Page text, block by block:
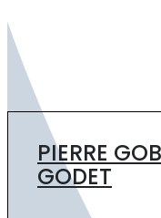
PIERRE
GODET